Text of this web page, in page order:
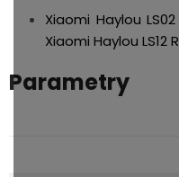
Xiaomi Haylou
Xiaomi Haylou LS12
Parametry